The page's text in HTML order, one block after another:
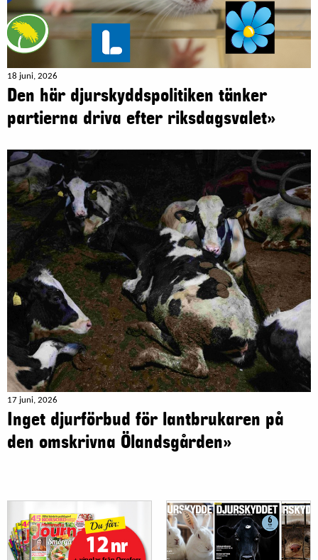
18 juni, 2026
Den här djurskyddspolitiken tänker
partierna driva efter riksdagsvalet»
17 juni, 2026
Inget djurförbud för lantbrukaren på
den omskrivna Ölandsgården»